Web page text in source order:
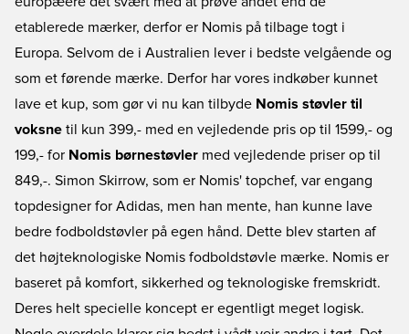
etablerede mærker, derfor er Nomis på tilbage togt i
Europa. Selvom de i Australien lever i bedste velgående og
som et førende mærke. Derfor har vores indkøber kunnet
lave et kup, som gør vi nu kan tilbyde Nomis støvler til
voksne til kun 399,- med en vejledende pris op til 1599,- og
199,- for Nomis børnestøvler med vejledende priser op til
849,-. Simon Skirrow, som er Nomis' topchef, var engang
topdesigner for Adidas, men han mente, han kunne lave
bedre fodboldstøvler på egen hånd. Dette blev starten af
det højteknologiske Nomis fodboldstøvle mærke. Nomis er
baseret på komfort, sikkerhed og teknologiske fremskridt.
Deres helt specielle koncept er egentligt meget logisk.